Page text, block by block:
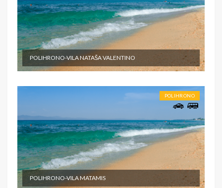
POLIHRONO-VILA NATAŠA VALENTINO
POLIHRONO
POLIHRONO-VILA MATAMIS